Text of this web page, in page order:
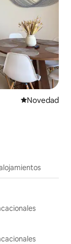
Lugar para
Novedad